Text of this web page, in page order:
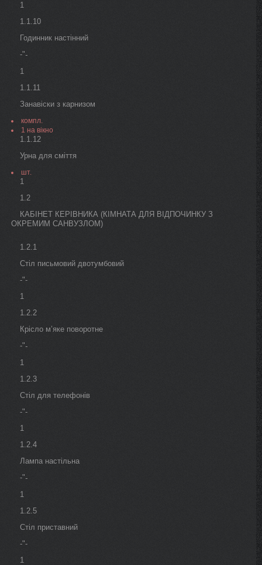
1
1.1.10
Годинник настінний
-"-
1
1.1.11
Занавіски з карнизом
компл.
1 на вікно
1.1.12
Урна для сміття
шт.
1
1.2
КАБІНЕТ КЕРІВНИКА (КІМНАТА ДЛЯ ВІДПОЧИНКУ З
ОКРЕМИМ САНВУЗЛОМ)
1.2.1
Стіл письмовий двотумбовий
-"-
1
1.2.2
Крісло м’яке поворотне
-"-
1
1.2.3
Стіл для телефонів
-"-
1
1.2.4
Лампа настільна
-"-
1
1.2.5
Стіл приставний
-"-
1